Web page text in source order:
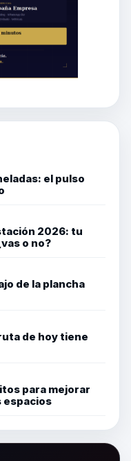
el pulso
2026: tu
o no?
de la plancha
de hoy tiene
para mejorar
espacios